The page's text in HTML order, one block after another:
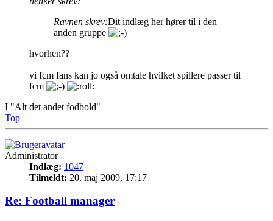
Ravnen skrev:Dit indlæg her hører til i den
anden gruppe
hvorhen??
vi fcm fans kan jo også omtale hvilket spillere passer til
fcm
I "Alt det andet fodbold"
Top
Administrator
Indlæg: 1047
Tilmeldt: 20. maj 2009, 17:17
Re: Football manager